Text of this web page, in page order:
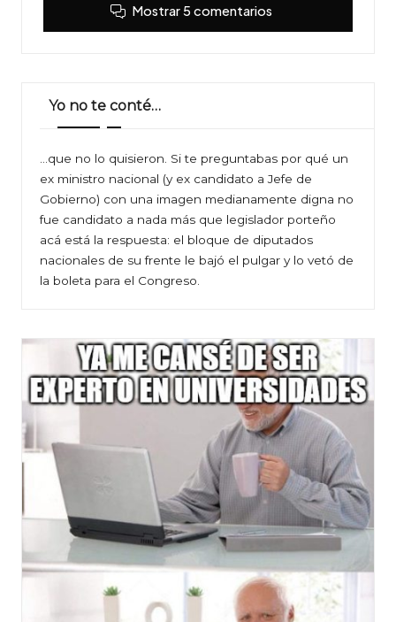
Mostrar 5 comentarios
Yo no te conté…
…que no lo quisieron. Si te preguntabas por qué un
ex ministro nacional (y ex candidato a Jefe de
Gobierno) con una imagen medianamente digna no
fue candidato a nada más que legislador porteño
acá está la respuesta: el bloque de diputados
nacionales de su frente le bajó el pulgar y lo vetó de
la boleta para el Congreso.